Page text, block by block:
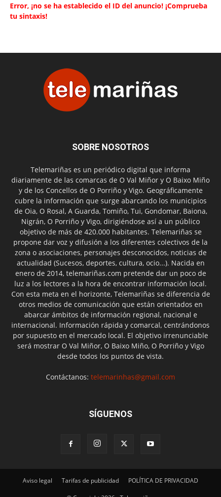
Error, ¡no se ha establecido el ID del anuncio! ¡Comprueba
tu sintaxis!
SOBRE NOSOTROS
Telemariñas es un periódico digital que informa
diariamente de las comarcas de O Val Miñor y O Baixo Miño
y de los Concellos de O Porriño y Vigo. Geográficamente
cubre la información que surge abarcando los municipios
de Oia, O Rosal, A Guarda, Tomiño, Tui, Gondomar, Baiona,
Nigrán, O Porriño y Vigo, dirigiéndose así a un público
objetivo de más de 420.000 habitantes. Telemariñas se
propone dar voz y difusión a los diferentes colectivos de la
zona o asociaciones, personajes desconocidos, noticias de
actualidad (Sucesos, deportes, cultura, ocio...). Nacida en
enero de 2014, telemariñas.com pretende dar un poco de
luz a los lectores a la hora de encontrar información local.
Con esta meta en el horizonte, Telemariñas se diferencia de
otros medios de comunicación que están orientados en
abarcar ámbitos de información regional, nacional e
internacional. Información rápida y comarcal, centrándonos
por supuesto en el mercado local. El objetivo irrenunciable
será mostrar O Val Miñor, O Baixo Miño, O Porriño y Vigo
desde todos los puntos de vista.
Contáctanos: telemarinhas@gmail.com
SÍGUENOS
Aviso legal Tarifas de publicidad POLÍTICA DE PRIVACIDAD